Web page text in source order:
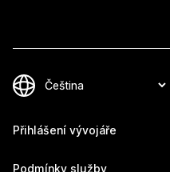
Přihlášení vývojáře
Podmínky služby